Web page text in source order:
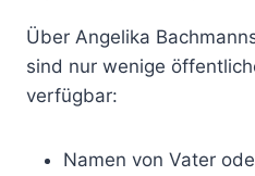
Über Angelika
sind nur wenige
verfügbar:
Namen von Vater